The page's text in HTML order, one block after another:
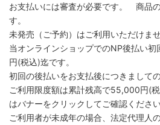
お支払いには審査が必要です。 商品
す。
未発売（ご予約）はご利用いただけませ
当オンラインショップでのNP後払い
円(税込)迄です。
初回の後払いをお支払後につきまして
ご利用限度額は累計残高で55,000円(
はバナーをクリックしてご確認ください
ご利用者が未成年の場合、法定代理人